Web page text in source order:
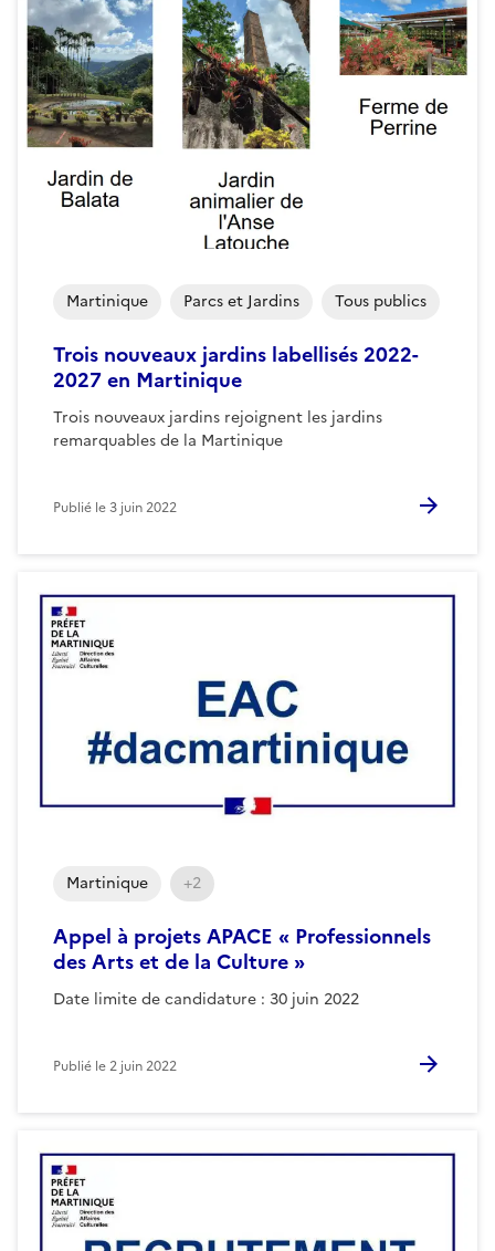
Trois nouveaux jardins labellisés 2022-
2027 en Martinique
Trois nouveaux jardins rejoignent les jardins
remarquables de la Martinique
Martinique Parcs et Jardins Tous publics
Publié le3 juin 2022
Appel à projets APACE « Professionnels
des Arts et de la Culture »
Date limite de candidature : 30 juin 2022
Martinique +2
Publié le2 juin 2022